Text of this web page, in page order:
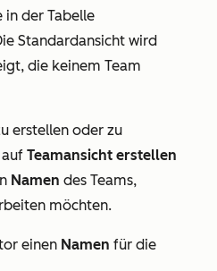
in der Tabelle
Standardansicht wird
die keinem Team
erstellen oder zu
Teamansicht erstellen
Namen des Teams,
möchten.
einen Namen für die